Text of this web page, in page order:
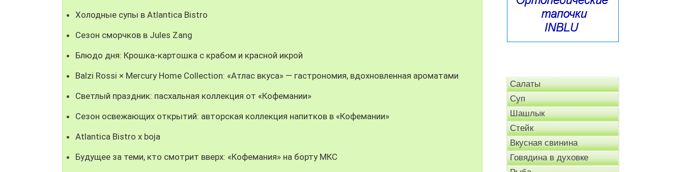
Холодные супы в Atlantica Bistro
Сезон сморчков в Jules Zang
Блюдо дня: Крошка-картошка с крабом и красной икрой
Balzi Rossi × Mercury Home Collection: «Атлас вкуса» — гастрономия, вдохновленная ароматами
Светлый праздник: пасхальная коллекция от «Кофемании»
Сезон освежающих открытий: авторская коллекция напитков в «Кофемании»
Atlantica Bistro x boja
Будущее за теми, кто смотрит вверх: «Кофемания» на борту МКС
Салаты
Суп
Шашлык
Стейк
Вкусная свинина
Говядина в духовке